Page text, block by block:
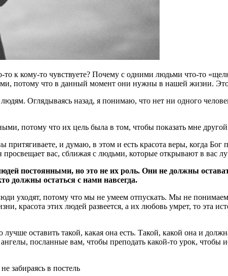
к кому-то чувствуете? Почему с одними людьми что-то
потому что в данный момент они нужны в нашей жизни.
Оглядываясь назад, я понимаю, что нет ни одного
потому что их цель была в том, чтобы показать мне
и думаю, в этом и есть красота веры, когда
вас, сближая с людьми, которые открывают в вас
постоянными, но это не их роль. Они не должны
должны остаться с нами навсегда.
уходят, потому что мы не умеем отпускать. Мы не
красота этих людей развеется, а их любовь умрет, то эта
оставить такой, какая она есть. Такой, какой она и
посланные вам, чтобы преподать какой-то урок, чтобы
забираясь в постель